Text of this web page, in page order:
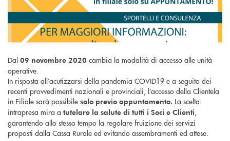
Dal 09 novembre 2020 cambia la modalità di accesso alle unità
operative.
In risposta all’acutizzarsi della pandemia COVID19 e a seguito dei
recenti provvedimenti nazionali e provinciali, l’accesso della Clientela
in Filiale sarà possibile solo previo appuntamento. La scelta
intrapresa mira a tutelare la salute di tutti i Soci e Clienti,
garantendo allo stesso tempo la regolare fruizione dei servizi
proposti dalla Cassa Rurale ed evitando assembramenti ed attese.